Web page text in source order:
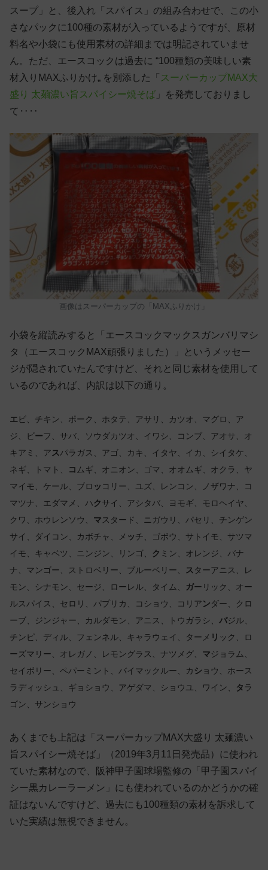
スープ」と、後入れ「スパイス」の組み合わせで、この小
さなパックに100種の素材が入っているようですが、原材
料名や小袋にも使用素材の詳細までは明記されていませ
ん。ただ、エースコックは過去に “100種類の美味しい素
材入りMAXふりかけ„ を別添した「 スーパーカップMAX大
盛り 太麺濃い旨スパイシー焼そば 」を発売しておりまし
て‥‥
画像はスーパーカップの「MAXふりかけ」
小袋を縦読みすると「エースコックマックスガンバリマシ
タ（エースコックMAX頑張りました）」というメッセー
ジが隠されていたんですけど、それと同じ素材を使用して
いるのであれば、内訳は以下の通り。
エビ、チキン、ポーク、ホタテ、アサリ、カツオ、マグロ、ア
ジ、ビーフ、サバ、ソウダカツオ、イワシ、コンブ、アオサ、オ
キアミ、アスパラガス、アゴ、カキ、イタヤ、イカ、シイタケ、
ネギ、トマト、
コ ムギ、オニオン、ゴマ、オオムギ、オクラ、ヤ
マイモ、ケール、ブロ ッ コリー、ユズ、レンコン、ノザワナ、コ
マツナ、エダマメ、ハクサイ、アシタバ、ヨモギ、モロヘイヤ、
クワ、ホウレンソウ、 マスタード、ニガウリ、パセリ、チンゲン
サイ、ダイコン、カボチャ、メ ッチ、ゴボウ、サトイモ、サツマ
イモ、キャベツ、ニンジン、リンゴ、
ク ミン、オレンジ、バナ
ナ、マンゴー、ストロベリー、ブルーベリー、
ス ターアニス、レ
モン、シナモン、セージ、ローレル、タイム、
ガーリック、オー
ルスパイス、セロリ、パプリカ、コショウ、コリアンダー、クロ
ーブ、ジンジャー、カルダモン、アニス、トウガラシ、 バジル、
チンピ、ディル、フェンネル、キャラウェイ、ターメ リ ック、ロ
ーズマリー、オレガノ、レモングラス、ナツメグ、 マジョラム、
セイボリー、ペパーミント、バイマックルー、カ シ ョウ、ホース
ラディッシュ、ギョショウ、アゲダマ、ショウユ、ワイン、
タ ラ
ゴン、サンショウ
あくまでも上記は「スーパーカップMAX大盛り 太麺濃い
旨スパイシー焼そば」（2019年3月11日発売品）に使われ
ていた素材なので、阪神甲子園球場監修の「甲子園スパイ
シー黒カレーラーメン」にも使われているのかどうかの確
証はないんですけど、過去にも100種類の素材を訴求して
いた実績は無視できません。